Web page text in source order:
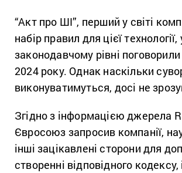
“Акт про ШІ”, перший у світі
набір правил для цієї
законодавчому рівні поговорили
2024 року. Однак наскільки
виконуватимуться, досі не
Згідно з інформацією джерела
Євросоюз запросив компанії,
інші зацікавлені сторони для
створенні відповідного кодексу,